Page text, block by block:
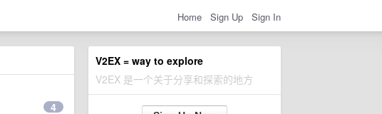
Home Sign Up Sign In
V2EX = way to explore
V2EX 是一个关于分享和探索的地方
4